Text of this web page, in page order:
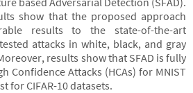
show that the proposed approach
results to the state-of-the-art
attacks in white, black, and gray
results show that SFAD is fully
Confidence Attacks (HCAs) for MNIST
for CIFAR-10 datasets.